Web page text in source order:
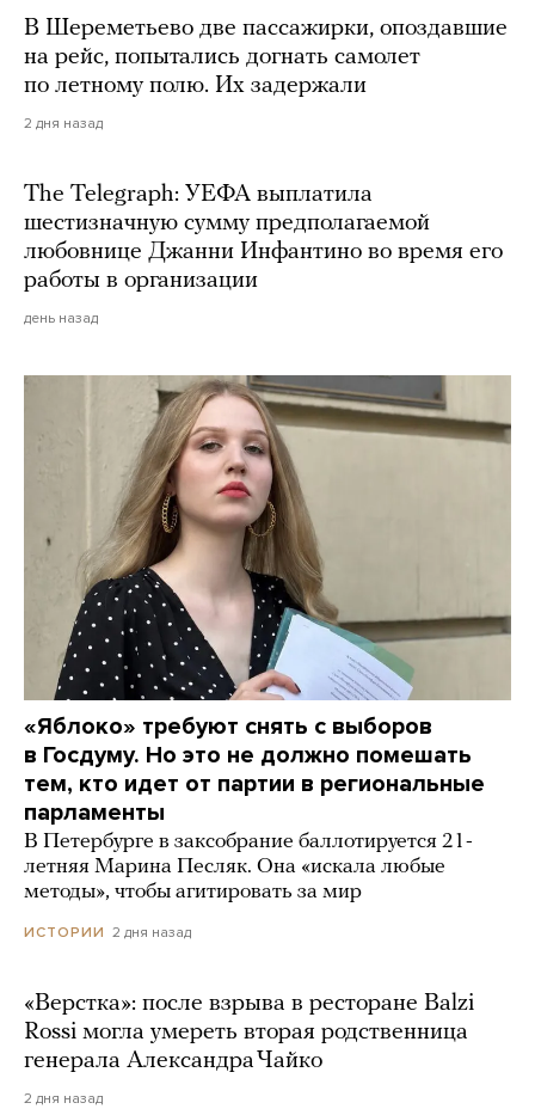
В Шереметьево две пассажирки, опоздавшие
на рейс, попытались догнать самолет
по летному полю. Их задержали
2 дня назад
The Telegraph: УЕФА выплатила
шестизначную сумму предполагаемой
любовнице Джанни Инфантино во время его
работы в организации
день назад
«Яблоко» требуют снять с выборов
в Госдуму. Но это не должно помешать
тем, кто идет от партии в региональные
парламенты
В Петербурге в заксобрание баллотируется 21-
летняя Марина Песляк. Она «искала любые
методы», чтобы агитировать за мир
ИСТОРИИ 2 дня назад
«Верстка»: после взрыва в ресторане Balzi
Rossi могла умереть вторая родственница
генерала Александра Чайко
2 дня назад